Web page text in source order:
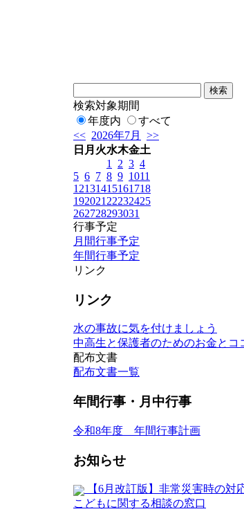
検索対象期間
年度内
すべて
<< 2026年7月
>>
日 月 火水木金土
1
2 3 4
5 6 7 8 9 1011
12131415161718
192021 22232425
262728293031
行事予定
月間行事予定
年間行事予定
リンク
リンク
水の事故に気を付けましょう
中高生と保護者のためのお金とコ
配布文書
配布文書一覧
年間行事・月中行事
令和8年度 年間行事計画
お知らせ
【6月改訂版】非常災害時の対
こどもに関する相談の窓口